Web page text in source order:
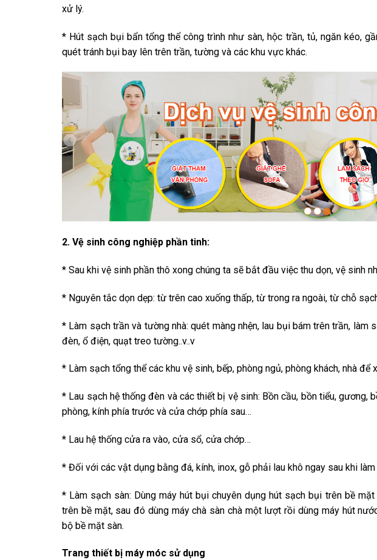
xử lý.
* Hút sạch bụi bẩn tổng thể công trình như sàn, hộc trần, tủ, ngăn kéo,
quét tránh bụi bay lên trên trần, tường và các khu vực khác.
2. Vệ sinh công nghiệp phần tinh:
* Sau khi vệ sinh phần thô xong chúng ta sẽ bắt đầu việc thu dọn, vệ sinh
* Nguyên tắc dọn dẹp: từ trên cao xuống thấp, từ trong ra ngoài, từ chỗ
* Làm sạch trần và tường nhà: quét màng nhện, lau bụi bám trên trần,
đèn, ổ điện, quạt treo tường..v..v
* Làm sạch tổng thể các khu vệ sinh, bếp, phòng ngủ, phòng khách, nhà để
* Lau sạch hệ thống đèn và các thiết bị vệ sinh: Bồn cầu, bồn tiểu, gương,
phòng, kính phía trước và cửa chớp phía sau…
* Lau hệ thống cửa ra vào, cửa sổ, cửa chớp…
* Đối với các vật dụng bằng đá, kính, inox, gỗ phải lau khô ngay sau khi
* Làm sạch sàn: Dùng máy hút bụi chuyên dụng hút sạch bụi trên bề
trên bề mặt, sau đó dùng máy chà sàn chà một lượt rồi dùng máy hút
bộ bề mặt sàn.
Trang thiết bị máy móc sử dụng